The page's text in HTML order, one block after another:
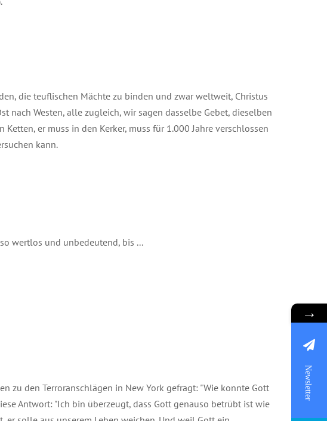
die teuflischen Mächte zu binden und zwar weltweit, Christus
nach Westen, alle zugleich, wir sagen dasselbe Gebet, dieselben
er muss in den Kerker, muss für 1.000 Jahre verschlossen
kann.
wertlos und unbedeutend, bis ...
zu den Terroranschlägen in New York gefragt: "Wie konnte Gott
Antwort: "Ich bin überzeugt, dass Gott genauso betrübt ist wie
→
Newsletter